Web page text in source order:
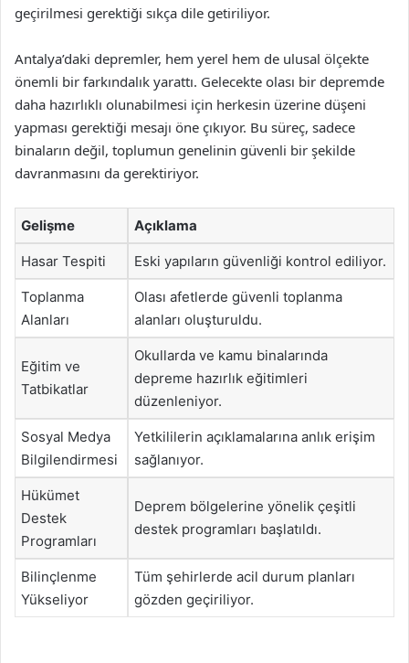
geçirilmesi gerektiği sıkça dile getiriliyor.
Antalya’daki depremler, hem yerel hem de ulusal ölçekte
önemli bir farkındalık yarattı. Gelecekte olası bir depremde
daha hazırlıklı olunabilmesi için herkesin üzerine düşeni
yapması gerektiği mesajı öne çıkıyor. Bu süreç, sadece
binaların değil, toplumun genelinin güvenli bir şekilde
davranmasını da gerektiriyor.
Gelişme Açıklama
Hasar Tespiti Eski yapıların güvenliği kontrol ediliyor.
Toplanma
Alanları
Olası afetlerde güvenli toplanma
alanları oluşturuldu.
Eğitim ve
Tatbikatlar
Okullarda ve kamu binalarında
depreme hazırlık eğitimleri
düzenleniyor.
Sosyal Medya
Bilgilendirmesi
Yetkililerin açıklamalarına anlık erişim
sağlanıyor.
Hükümet
Destek
Programları
Deprem bölgelerine yönelik çeşitli
destek programları başlatıldı.
Bilinçlenme
Yükseliyor
Tüm şehirlerde acil durum planları
gözden geçiriliyor.